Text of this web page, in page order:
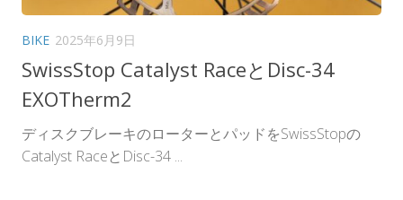
BIKE 2025年6月9日
SwissStop Catalyst RaceとDisc-34
EXOTherm2
ディスクブレーキのローターとパッドをSwissStopの
Catalyst RaceとDisc-34 ...